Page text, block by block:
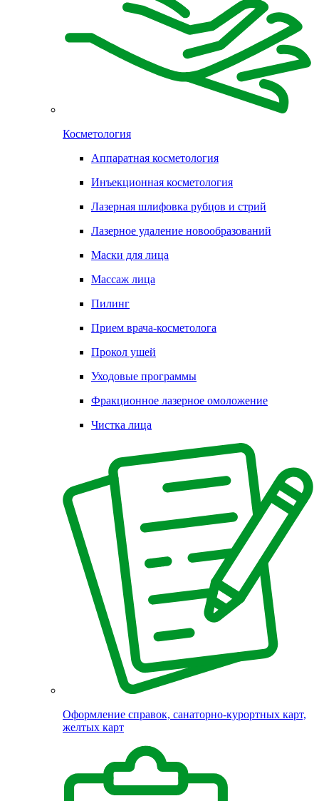
Косметология
Аппаратная косметология
Инъекционная косметология
Лазерная шлифовка рубцов и стрий
Лазерное удаление новообразований
Маски для лица
Массаж лица
Пилинг
Прием врача-косметолога
Прокол ушей
Уходовые программы
Фракционное лазерное омоложение
Чистка лица
Оформление справок, санаторно-курортных карт,
желтых карт